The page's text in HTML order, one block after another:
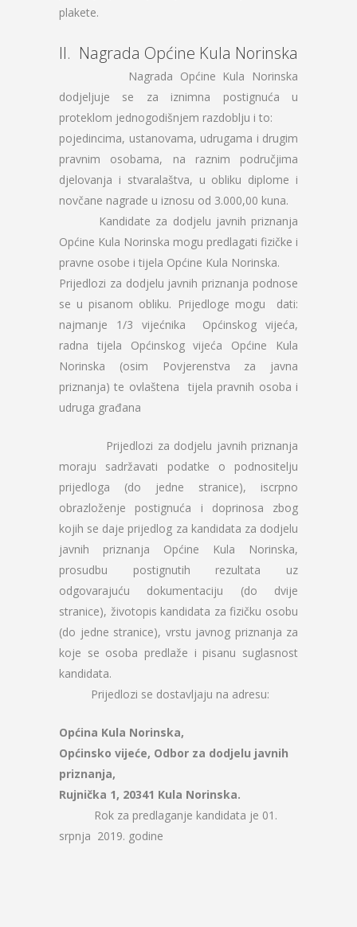
plakete.
II. Nagrada Općine Kula Norinska
Nagrada Općine Kula Norinska
dodjeljuje se za iznimna postignuća u
proteklom jednogodišnjem razdoblju i to:
pojedincima, ustanovama, udrugama i drugim
pravnim osobama, na raznim područjima
djelovanja i stvaralaštva, u obliku diplome i
novčane nagrade u iznosu od 3.000,00 kuna.
Kandidate za dodjelu javnih priznanja
Općine Kula Norinska mogu predlagati fizičke i
pravne osobe i tijela Općine Kula Norinska.
Prijedlozi za dodjelu javnih priznanja podnose
se u pisanom obliku. Prijedloge mogu dati:
najmanje 1/3 vijećnika Općinskog vijeća,
radna tijela Općinskog vijeća Općine Kula
Norinska (osim Povjerenstva za javna
priznanja) te ovlaštena tijela pravnih osoba i
udruga građana
Prijedlozi za dodjelu javnih priznanja
moraju sadržavati podatke o podnositelju
prijedloga (do jedne stranice), iscrpno
obrazloženje postignuća i doprinosa zbog
kojih se daje prijedlog za kandidata za dodjelu
javnih priznanja Općine Kula Norinska,
prosudbu postignutih rezultata uz
odgovarajuću dokumentaciju (do dvije
stranice), životopis kandidata za fizičku osobu
(do jedne stranice), vrstu javnog priznanja za
koje se osoba predlaže i pisanu suglasnost
kandidata.
Prijedlozi se dostavljaju na adresu:
Općina Kula Norinska,
Općinsko vijeće, Odbor za dodjelu javnih
priznanja,
Rujnička 1, 20341 Kula Norinska.
Rok za predlaganje kandidata je 01.
srpnja 2019. godine